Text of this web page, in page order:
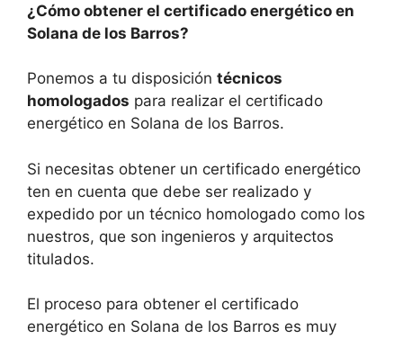
¿Cómo obtener el certificado energético en
Solana de los Barros?
Ponemos a tu disposición técnicos
homologados para realizar el certificado
energético en Solana de los Barros.
Si necesitas obtener un certificado energético
ten en cuenta que debe ser realizado y
expedido por un técnico homologado como los
nuestros, que son ingenieros y arquitectos
titulados.
El proceso para obtener el certificado
energético en Solana de los Barros es muy